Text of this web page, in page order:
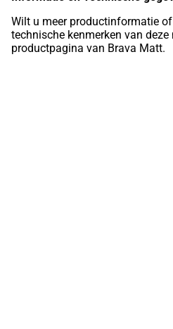
Wilt u meer productinformatie
technische kenmerken van
productpagina van Brava Matt.